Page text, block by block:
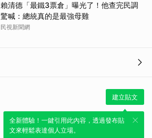
賴清德「最鐵3票倉」曝光了！他查完民調
驚喊：總統真的是最強母雞
民視新聞網
建立貼文
全新體驗！一鍵引用此內容，透過發布貼
文來輕鬆表達個人立場。
取消